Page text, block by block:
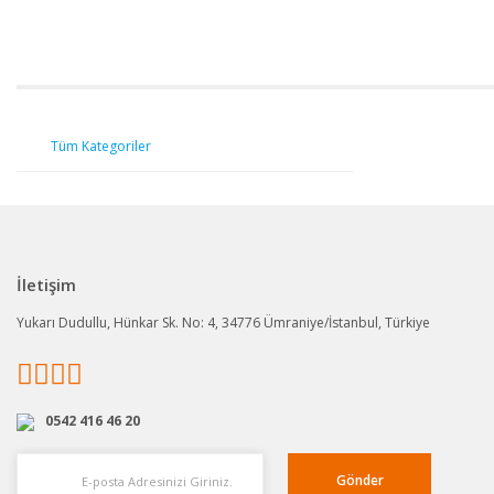
Tüm Kategoriler
İletişim
Yukarı Dudullu, Hünkar Sk. No: 4, 34776 Ümraniye/İstanbul, Türkiye
0542 416 46 20
Gönder